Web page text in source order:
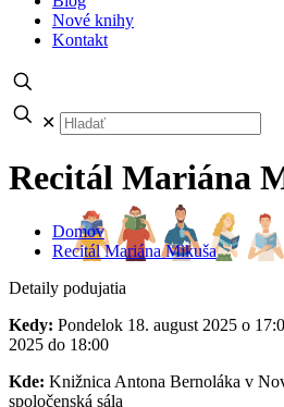
Nové knihy
Kontakt
✕
Recitál Mariána
Domov
Recitál Mariána Mikuša
Detaily podujatia
Kedy: Pondelok 18. august 2025 o
2025 do 18:00
Kde: Knižnica Antona Bernoláka v
spoločenská sála